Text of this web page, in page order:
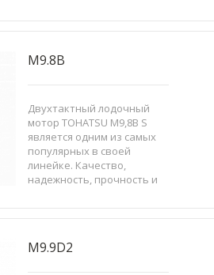
M9.8B
Двухтактный лодочный
мотор TOHATSU M9,8B S
является одним из самых
популярных в своей
линейке. Качество,
надежность, прочность и
M9.9D2